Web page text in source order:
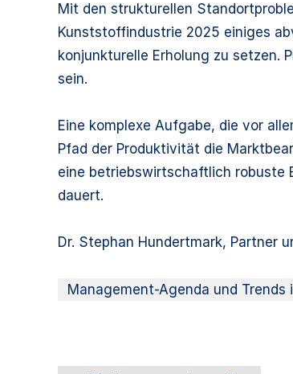
Mit den strukturellen
Kunststoffindustrie 2025 einiges
konjunkturelle Erholung zu setzen.
sein.
Eine komplexe Aufgabe, die vor
Pfad der Produktivität die
eine betriebswirtschaftlich robuste
dauert.
Dr. Stephan Hundertmark, Partner
Management-Agenda und